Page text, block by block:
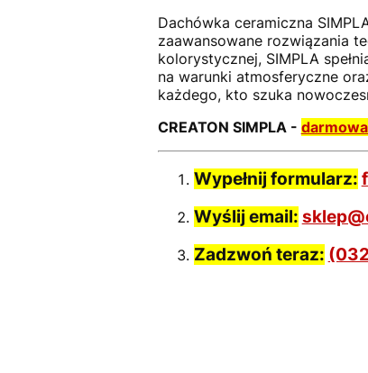
Dachówka ceramiczna
zaawansowane rozwiązania
kolorystycznej, SIMPLA
na warunki atmosferyczne
każdego, kto szuka
CREATON SIMPLA -
Wypełnij formularz:
Wyślij email:
Zadzwoń teraz: